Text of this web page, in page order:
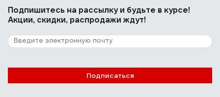
Подпишитесь на рассылкуи будьте в курсе!
Акции, скидки, распродажи ждут!
Подписаться